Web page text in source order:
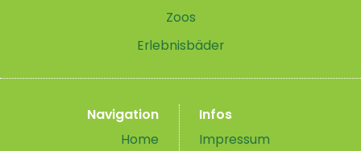
Zoos
Erlebnisbäder
Navigation
Home
Infos
Impressum